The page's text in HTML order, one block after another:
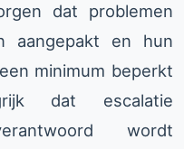
dat problemen
aangepakt en hun
minimum beperkt
dat escalatie
wordt